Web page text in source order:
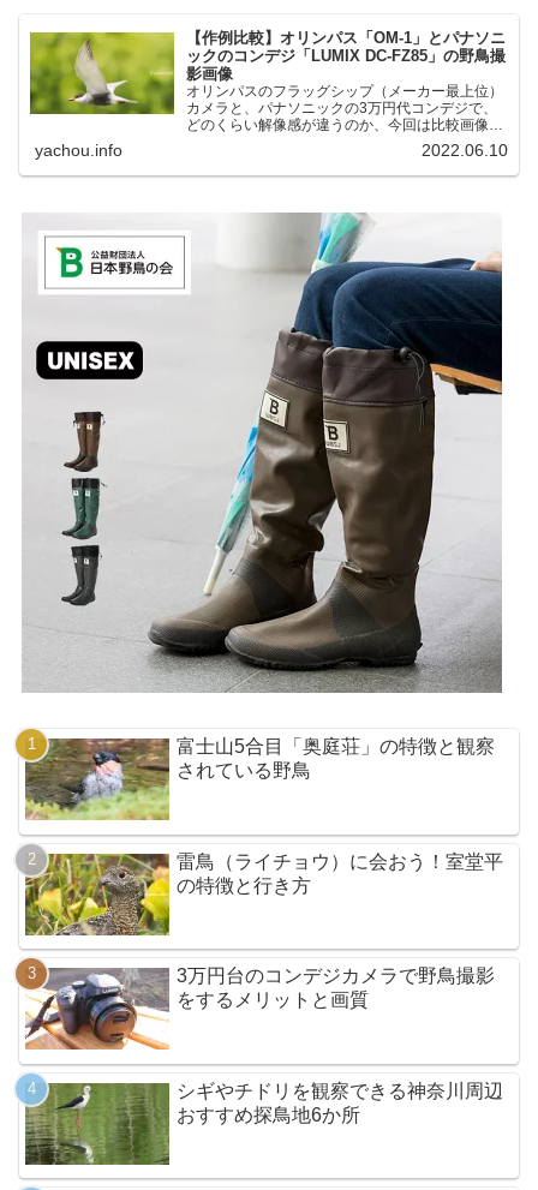
【作例比較】オリンパス「OM-1」とパナソニ
ックのコンデジ「LUMIX DC-FZ85」の野鳥撮
影画像
オリンパスのフラッグシップ（メーカー最上位）
カメラと、パナソニックの3万円代コンデジで、
どのくらい解像感が違うのか、今回は比較画像を
紹介します。私はコンデジを愛用しているのです
が、相棒がオリンパス「OM-1」を使い始めたと
ころ、同じ被写体で...
yachou.info 2022.06.10
富士山5合目「奥庭荘」の特徴と観察
されている野鳥
雷鳥（ライチョウ）に会おう！室堂平
の特徴と行き方
3万円台のコンデジカメラで野鳥撮影
をするメリットと画質
シギやチドリを観察できる神奈川周辺
おすすめ探鳥地6か所